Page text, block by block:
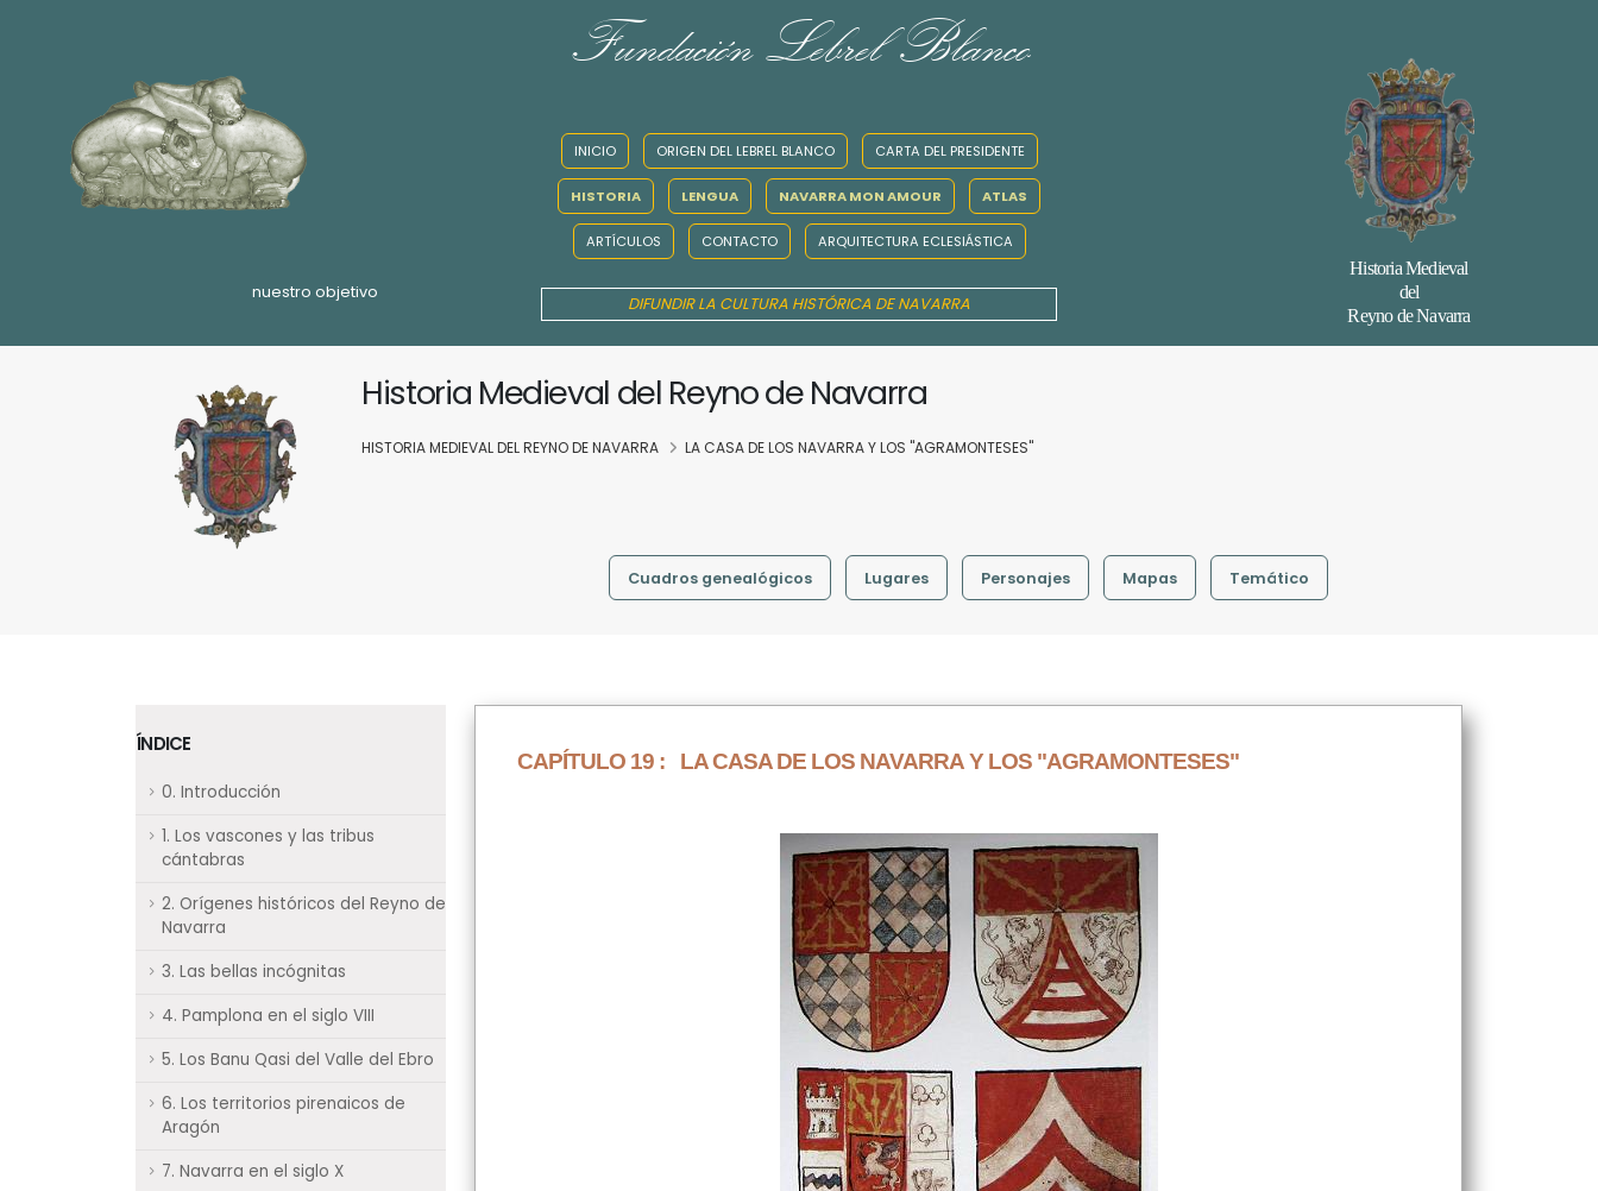
nuestro objetivo
Fundación Lebrel Blanco
INICIO ORIGEN DEL LEBREL BLANCO CARTA DEL PRESIDENTE
HISTORIA LENGUA NAVARRA MON AMOUR ATLAS
ARTÍCULOS CONTACTO ARQUITECTURA ECLESIÁSTICA
DIFUNDIR LA CULTURA HISTÓRICA DE NAVARRA
Historia Medieval
del
Reyno de Navarra
Historia Medieval del Reyno de Navarra
HISTORIA MEDIEVAL DEL REYNO DE NAVARRA LA CASA DE LOS NAVARRA Y LOS "AGRAMONTESES"
Cuadros genealógicos Lugares Personajes Mapas Temático
ÍNDICE
0. Introducción
1. Los vascones y las tribus
cántabras
2. Orígenes históricos del Reyno de
Navarra
3. Las bellas incógnitas
4. Pamplona en el siglo VIII
5. Los Banu Qasi del Valle del Ebro
6. Los territorios pirenaicos de
Aragón
7. Navarra en el siglo X
CAPÍTULO 19 : LA CASA DE LOS NAVARRA Y LOS "AGRAMONTESES"